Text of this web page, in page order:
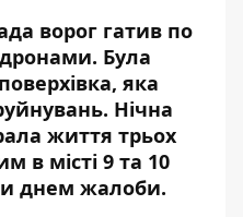
ворог гатив по
. Була
яка
. Нічна
життя трьох
в місті 9 та 10
днем жалоби.